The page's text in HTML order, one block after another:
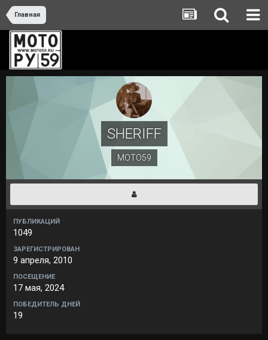
Главная
SHERIFF
МОТО59
ПУБЛИКАЦИЙ
1049
ЗАРЕГИСТРИРОВАН
9 апреля, 2010
ПОСЕЩЕНИЕ
17 мая, 2024
ПОБЕДИТЕЛЬ ДНЕЙ
19